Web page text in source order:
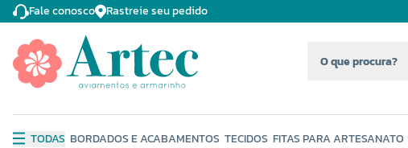
Fale conosco Rastreie seu pedido
TODAS BORDADOS E ACABAMENTOS TECIDOS FITAS PARA ARTESANATO